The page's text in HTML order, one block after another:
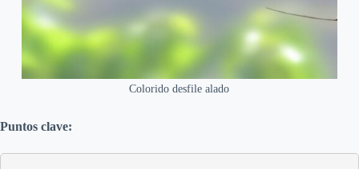
Colorido desfile alado
Puntos clave: